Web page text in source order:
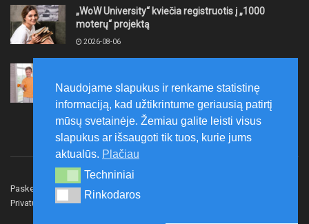
„WoW University“ kviečia registruotis į „1000
moterų“ projektą
2026-08-06
neformaliojo mokinių sportinio ugdymo programas
2026-08-06
Paskelbk naujieną Rašyti redakcijai
Privatumo politika
Naudojame slapukus ir renkame statistinę
informaciją, kad užtikrintume geriausią patirtį
mūsų svetainėje. Žemiau galite leisti visus
slapukus ar išsaugoti tik tuos, kurie jums
aktualūs. Plačiau
Techniniai
Techniniai
Rinkodaros
Rinkodaros